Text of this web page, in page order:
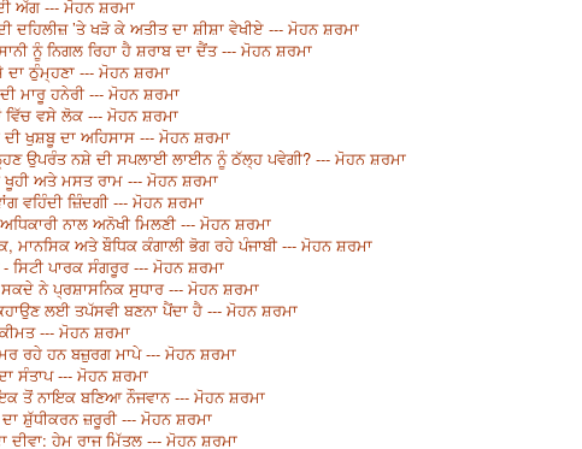
ਅੱਗ --- ਮੋਹਨ ਸ਼ਰਮਾ
’ਤੇ ਖੜੋ ਕੇ ਅਤੀਤ ਦਾ ਸ਼ੀਸ਼ਾ ਵੇਖੀਏ --- ਮੋਹਨ ਸ਼ਰਮਾ
ਨੂੰ ਨਿਗਲ ਰਿਹਾ ਹੈ ਸ਼ਰਾਬ ਦਾ ਦੈਂਤ --- ਮੋਹਨ ਸ਼ਰਮਾ
ਠੁੰਮ੍ਹਣਾ --- ਮੋਹਨ ਸ਼ਰਮਾ
ਮਾਰੂ ਹਨੇਰੀ --- ਮੋਹਨ ਸ਼ਰਮਾ
ਵਸੇ ਲੋਕ --- ਮੋਹਨ ਸ਼ਰਮਾ
ਖੁਸ਼ਬੂ ਦਾ ਅਹਿਸਾਸ --- ਮੋਹਨ ਸ਼ਰਮਾ
ਉਪਰੰਤ ਨਸ਼ੇ ਦੀ ਸਪਲਾਈ ਲਾਈਨ ਨੂੰ ਠੱਲ੍ਹ ਪਵੇਗੀ? --- ਮੋਹਨ ਸ਼ਰਮਾ
ਅਤੇ ਮਸਤ ਰਾਮ --- ਮੋਹਨ ਸ਼ਰਮਾ
ਵਹਿੰਦੀ ਜ਼ਿੰਦਗੀ --- ਮੋਹਨ ਸ਼ਰਮਾ
ਨਾਲ ਅਨੋਖੀ ਮਿਲਣੀ --- ਮੋਹਨ ਸ਼ਰਮਾ
ਮਾਨਸਿਕ ਅਤੇ ਬੌਧਿਕ ਕੰਗਾਲੀ ਭੋਗ ਰਹੇ ਪੰਜਾਬੀ --- ਮੋਹਨ ਸ਼ਰਮਾ
ਪਾਰਕ ਸੰਗਰੂਰ --- ਮੋਹਨ ਸ਼ਰਮਾ
ਨੇ ਪ੍ਰਸ਼ਾਸਨਿਕ ਸੁਧਾਰ --- ਮੋਹਨ ਸ਼ਰਮਾ
ਲਈ ਤਪੱਸਵੀ ਬਣਨਾ ਪੈਂਦਾ ਹੈ --- ਮੋਹਨ ਸ਼ਰਮਾ
--- ਮੋਹਨ ਸ਼ਰਮਾ
ਰਹੇ ਹਨ ਬਜ਼ੁਰਗ ਮਾਪੇ --- ਮੋਹਨ ਸ਼ਰਮਾ
ਸੰਤਾਪ --- ਮੋਹਨ ਸ਼ਰਮਾ
ਤੋਂ ਨਾਇਕ ਬਣਿਆ ਨੌਜਵਾਨ --- ਮੋਹਨ ਸ਼ਰਮਾ
ਸ਼ੁੱਧੀਕਰਨ ਜ਼ਰੂਰੀ --- ਮੋਹਨ ਸ਼ਰਮਾ
ਦੀਵਾ: ਹੇਮ ਰਾਜ ਮਿੱਤਲ --- ਮੋਹਨ ਸ਼ਰਮਾ